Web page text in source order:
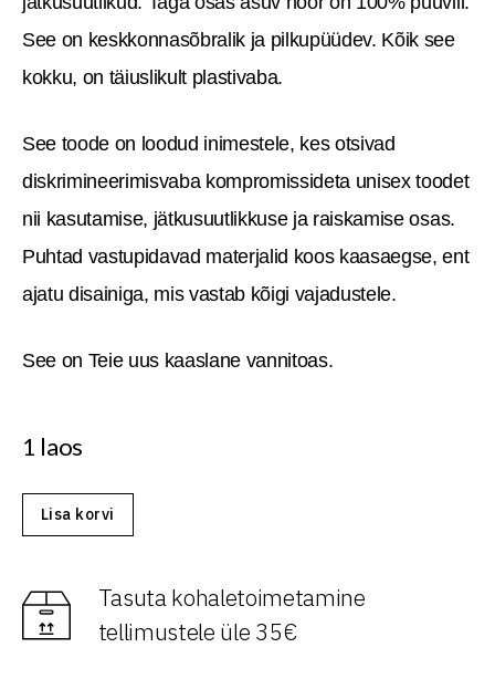
See on keskkonnasõbralik ja pilkupüüdev. Kõik see
kokku, on täiuslikult plastivaba.
See toode on loodud inimestele, kes otsivad
diskrimineerimisvaba kompromissideta unisex toodet
nii kasutamise, jätkusuutlikkuse ja raiskamise osas.
Puhtad vastupidavad materjalid koos kaasaegse, ent
ajatu disainiga, mis vastab kõigi vajadustele.
See on Teie uus kaaslane vannitoas.
1 laos
Lisa korvi
Tasuta kohaletoimetamine
tellimustele üle 35€